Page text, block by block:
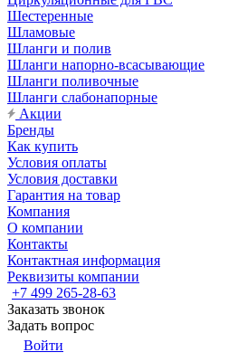
Шестеренные
Шламовые
Шланги и полив
Шланги напорно-всасывающие
Шланги поливочные
Шланги слабонапорные
Акции
Бренды
Как купить
Условия оплаты
Условия доставки
Гарантия на товар
Компания
О компании
Контакты
Контактная информация
Реквизиты компании
+7 499 265-28-63
Заказать звонок
Задать вопрос
Войти